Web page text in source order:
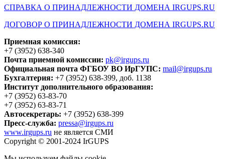
СПРАВКА О ПРИНАДЛЕЖНОСТИ ДОМЕНА IRGUPS.RU
ДОГОВОР О ПРИНАДЛЕЖНОСТИ ДОМЕНА IRGUPS.RU
Приемная комиссия:
+7 (3952) 638-340
Почта приемной комиссии: pk@irgups.ru
Официальная почта ФГБОУ ВО ИрГУПС: mail@irgups.ru
Бухгалтерия: +7 (3952) 638-399, доб. 1138
Институт дополнительного образования:
+7 (3952) 63-83-70
+7 (3952) 63-83-71
Автосекретарь: +7 (3952) 638-399
Пресс-служба: pressa@irgups.ru
www.irgups.ru не является СМИ
Copyright © 2001-2024 IrGUPS